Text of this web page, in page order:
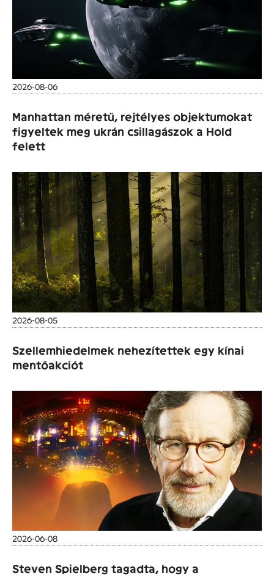
2026-08-06
Manhattan méretű, rejtélyes objektumokat
figyeltek meg ukrán csillagászok a Hold
felett
2026-08-05
Szellemhiedelmek nehezítettek egy kínai
mentőakciót
2026-06-08
Steven Spielberg tagadta, hogy a